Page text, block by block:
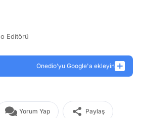
Editörü
Onedio’yu Google'a ekleyin
Yorum Yap Paylaş